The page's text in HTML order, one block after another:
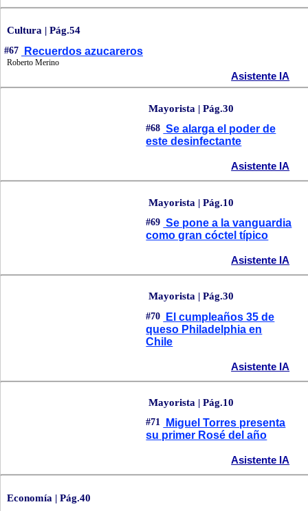
Cultura | Pág.54
#67 Recuerdos azucareros
Roberto Merino
Asistente IA
Mayorista | Pág.30
#68 Se alarga el poder de
este desinfectante
Asistente IA
Mayorista | Pág.10
#69 Se pone a la vanguardia
como gran cóctel típico
Asistente IA
Mayorista | Pág.30
#70
El cumpleaños 35 de
queso Philadelphia en
Chile
Asistente IA
Mayorista | Pág.10
#71
Miguel Torres presenta
su primer Rosé del año
Asistente IA
Economía | Pág.40